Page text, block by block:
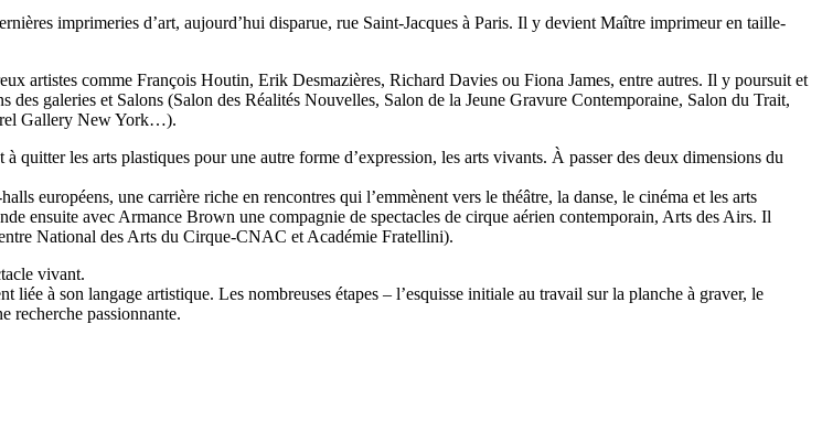
imprimeries d’art, aujourd’hui disparue, rue Saint-Jacques à Paris. Il y devient Maître imprimeur en taille-
artistes comme François Houtin, Erik Desmazières, Richard Davies ou Fiona James, entre autres. Il y poursuit et
galeries et Salons (Salon des Réalités Nouvelles, Salon de la Jeune Gravure Contemporaine, Salon du Trait,
Gallery New York…).
quitter les arts plastiques pour une autre forme d’expression, les arts vivants. À passer des deux dimensions du
européens, une carrière riche en rencontres qui l’emmènent vers le théâtre, la danse, le cinéma et les arts
ensuite avec Armance Brown une compagnie de spectacles de cirque aérien contemporain, Arts des Airs. Il
National des Arts du Cirque-CNAC et Académie Fratellini).
vivant.
à son langage artistique. Les nombreuses étapes – l’esquisse initiale au travail sur la planche à graver, le
recherche passionnante.